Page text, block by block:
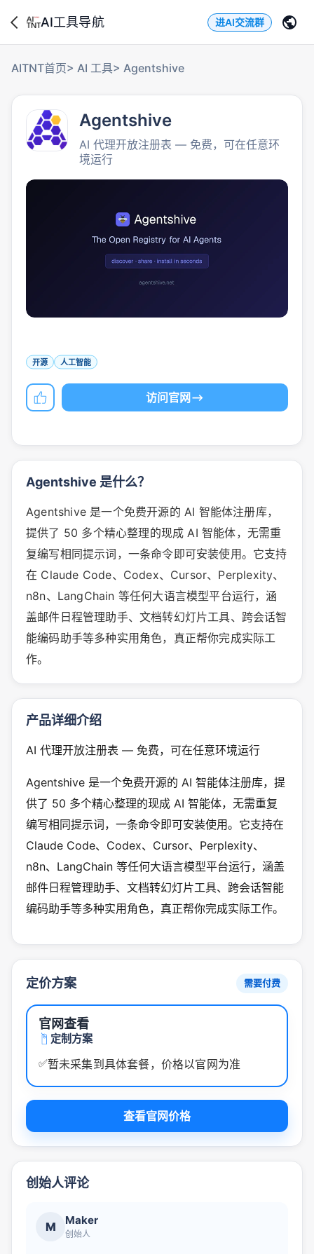
AI工具导航 进AI交流群
AITNT首页> AI 工具> Agentshive
Agentshive
AI 代理开放注册表 — 免费，可在任意环
境运行
开源 人工智能
访问官网
Agentshive 是什么？
Agentshive 是一个免费开源的 AI 智能体注册库，
提供了 50 多个精心整理的现成 AI 智能体，无需重
复编写相同提示词，一条命令即可安装使用。它支持
在 Claude Code、Codex、Cursor、Perplexity、
n8n、LangChain 等任何大语言模型平台运行，涵
盖邮件日程管理助手、文档转幻灯片工具、跨会话智
能编码助手等多种实用角色，真正帮你完成实际工
作。
产品详细介绍
AI 代理开放注册表 — 免费，可在任意环境运行
Agentshive 是一个免费开源的 AI 智能体注册库，提
供了 50 多个精心整理的现成 AI 智能体，无需重复
编写相同提示词，一条命令即可安装使用。它支持在
Claude Code、Codex、Cursor、Perplexity、
n8n、LangChain 等任何大语言模型平台运行，涵盖
邮件日程管理助手、文档转幻灯片工具、跨会话智能
编码助手等多种实用角色，真正帮你完成实际工作。
定价方案 需要付费
官网查看
定制方案
✅暂未采集到具体套餐，价格以官网为准
查看官网价格
创始人评论
M Maker
创始人